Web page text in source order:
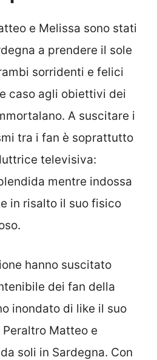
e Melissa sono stati
a prendere il sole
sorridenti e felici
caso agli obiettivi dei
A suscitare i
tra i fan è soprattutto
televisiva:
mentre indossa
in risalto il suo fisico
hanno suscitato
dei fan della
inondato di like il suo
Matteo e
soli in Sardegna. Con